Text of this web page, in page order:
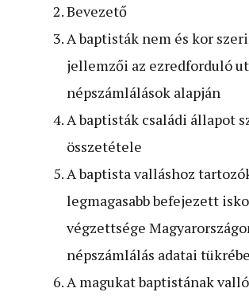
Bevezető
A baptisták nem és kor
jellemzői az ­ezredforduló
népszámlálások alapján
A baptisták családi állapot
összetétele
A baptista valláshoz
legmagasabb befejezett
végzettsége
népszámlálás adatai
A magukat baptistának